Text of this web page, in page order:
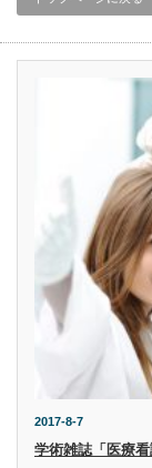
2017-8-7
学術雑誌「医療